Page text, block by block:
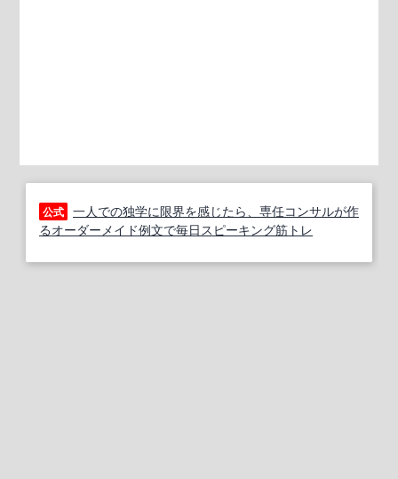
公式 一人での独学に限界を感じたら、専任コンサルが作
るオーダーメイド例文で毎日スピーキング筋トレ